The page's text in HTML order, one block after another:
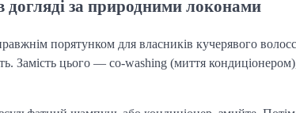
догляді за природними локонами
порятунком для власників кучерявого
Замість цього — co-washing (миття